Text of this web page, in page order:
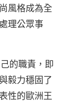
風格成為全
理公眾事
的職責，即
毅力穩固了
性的歐洲王